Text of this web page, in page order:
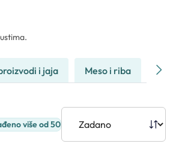
i jaja Meso i riba
više od 50